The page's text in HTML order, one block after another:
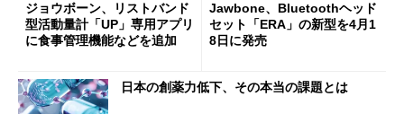
ジョウボーン、リストバンド
型活動量計「UP」専用アプリ
に食事管理機能などを追加
Jawbone、Bluetoothヘッド
セット「ERA」の新型を4月1
8日に発売
日本の創薬力低下、その本当の課題とは